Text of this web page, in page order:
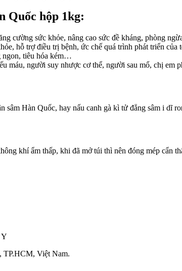
Quốc hộp 1kg:
cường sức khỏe, nâng cao sức đề kháng, phòng
hỗ trợ điều trị bệnh, ức chế quá trình phát triển của
ngon, tiêu hóa kém…
máu, người suy nhược cơ thể, người sau mổ, chị em
sâm Hàn Quốc, hay nấu canh gà kì tử đẳng sâm i
khí ẩm thấp, khi đã mở túi thì nên đóng mép cẩn
TP.HCM, Việt Nam.